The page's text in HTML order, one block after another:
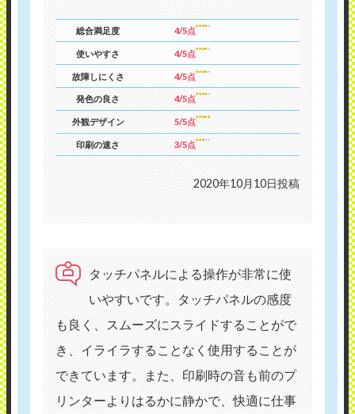
総合満足度 4/5点
使いやすさ 4/5点
故障しにくさ 4/5点
発色の良さ 4/5点
外観デザイン 5/5点
印刷の速さ 3/5点
2020年10月10日投稿
タッチパネルによる操作が非常に使
いやすいです。タッチパネルの感度
も良く、スムーズにスライドすることがで
き、イライラすることなく使用することが
できています。また、印刷時の音も前のプ
リンターよりはるかに静かで、快適に仕事